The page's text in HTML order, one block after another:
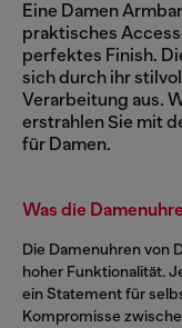
Eine Damen
praktisches
perfektes Finish.
sich durch ihr
Verarbeitung aus.
erstrahlen Sie mit
für Damen.
Was die
Die Damenuhren von
hoher Funktionalität.
ein Statement für
Kompromisse